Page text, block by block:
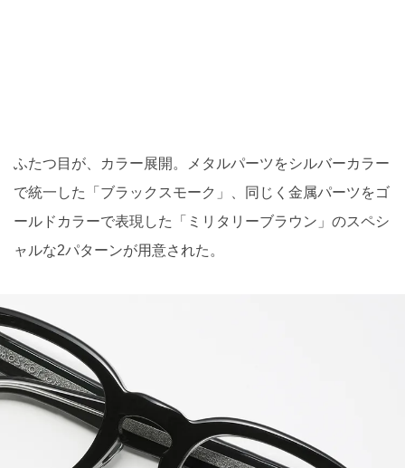
ふたつ目が、カラー展開。メタルパーツをシルバーカラー
で統一した「ブラックスモーク」、同じく金属パーツをゴ
ールドカラーで表現した「ミリタリーブラウン」のスペシ
ャルな2パターンが用意された。